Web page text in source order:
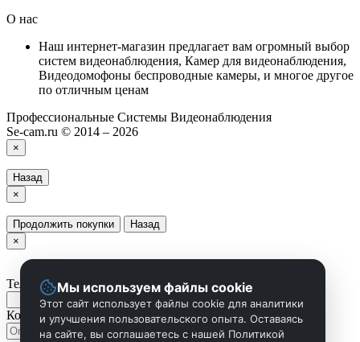
О нас
Наш интернет-магазин предлагает вам огромный выбор
систем видеонаблюдения, Камер для видеонаблюдения,
Видеодомофоны беспроводные камеры, и многое другое
по отличным ценам
Профессиональные Системы Видеонаблюдения
Se-cam.ru © 2014 – 2026
×
Назад
×
Продолжить покупки
Назад
×
Телефон
Комментарий
Мы используем файлы cookie
Этот сайт использует файлы cookie для аналитики
и улучшения пользовательского опыта. Оставаясь
на сайте, вы соглашаетесь с нашей Политикой